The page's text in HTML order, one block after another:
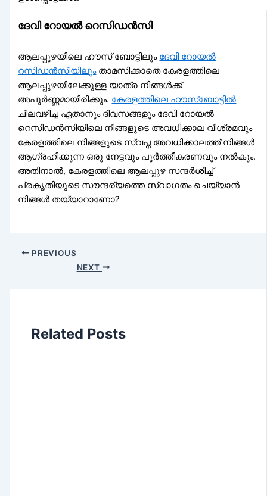
ദേവി റോയൽ റെസിഡൻസി
ആലപ്പുഴയിലെ ഹൗസ് ബോട്ടിലും ദേവി റോയൽ
റസിഡൻസിയിലുംതാമസിക്കാതെ കേരളത്തിലെ
ആലപ്പുഴയിലേക്കുള്ള യാത്ര നിങ്ങൾക്ക്
അപൂർണ്ണമായിരിക്കും. കേരളത്തിലെ ഹൗസ്‌ബോട്ടിൽ
ചിലവഴിച്ച ഏതാനും ദിവസങ്ങളും ദേവി റോയൽ
റെസിഡൻസിയിലെ നിങ്ങളുടെ അവധിക്കാല വിശ്രമവും
കേരളത്തിലെ നിങ്ങളുടെ സ്വപ്ന അവധിക്കാലത്ത് നിങ്ങൾ
ആഗ്രഹിക്കുന്ന ഒരു നേട്ടവും പൂർത്തീകരണവും നൽകും.
അതിനാൽ, കേരളത്തിലെ ആലപ്പുഴ സന്ദർശിച്ച്
പ്രകൃതിയുടെ സൗന്ദര്യത്തെ സ്വാഗതം ചെയ്യാൻ
നിങ്ങൾ തയ്യാറാണോ?
PREVIOUS
NEXT
Related Posts